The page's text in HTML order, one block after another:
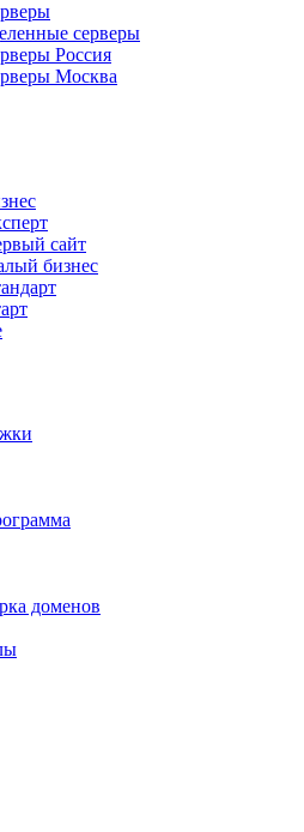
серверы
Россия
Москва
сайт
бизнес
доменов